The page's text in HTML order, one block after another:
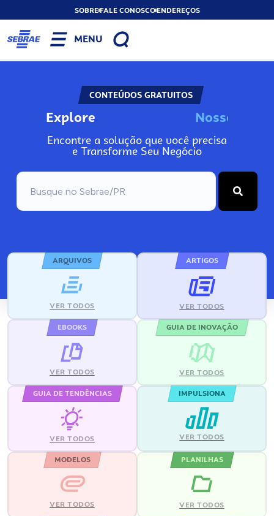
SOBREFALE CONOSCOENDEREÇOS
MENU
CONTEÚDOS GRATUITOS
Explore Nosso
Encontre a solução que você precisa
e Transforme Seu Negócio
ARQUIVOS
VER TODOS
ARTIGOS
VER TODOS
EBOOKS
VER TODOS
GUIA DE INOVAÇÃO
VER TODOS
GUIA DE TENDÊNCIAS
VER TODOS
IMPULSIONA
VER TODOS
MODELOS
VER TODOS
PLANILHAS
VER TODOS